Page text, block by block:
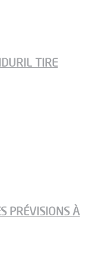
TIRE
PRÉVISIONS À